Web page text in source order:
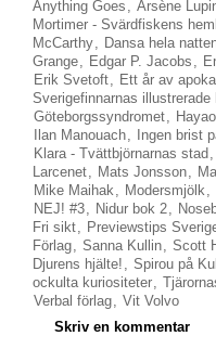
Anything Goes , Arsène
Mortimer - Svärdfiskens
McCarthy, Dansa hela
Grange, Edgar P. Jacobs ,
Erik Svetoft, Ett år av
Sverigefinnarnas illustrerade
Göteborgssyndromet,
Ilan Manouach, Ingen brist
Klara - Tvättbjörnarnas stad ,
Larcenet, Mats Jonsson,
Mike Maihak, Modersmjölk,
NEJ! #3, Nidur bok 2,
Fri sikt, Previewstips
Förlag, Sanna Kullin, Scott
Djurens hjälte! , Spirou på
ockulta kuriositeter,
Verbal förlag, Vit Volvo
Skriv en kommentar